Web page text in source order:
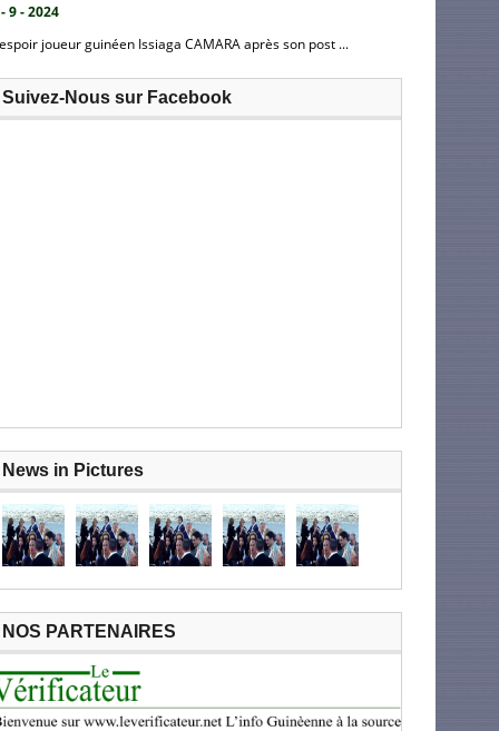
9 - 2024
joueur guinéen Issiaga CAMARA après son post ...
Suivez-Nous sur Facebook
News in Pictures
NOS PARTENAIRES